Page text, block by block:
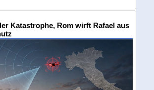
Katastrophe, Rom wirft Rafael aus